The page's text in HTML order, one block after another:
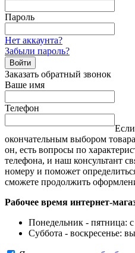
Пароль
Нет аккаунта?
Забыли пароль?
Войти
Заказать обратный звонок
Ваше имя
Телефон
окончательным выбором
он, есть вопросы по
телефона, и наш консультант
номеру и поможет
сможете продолжить
Рабочее время интернет-
Понедельник - пятница:
Суббота - воскресенье: